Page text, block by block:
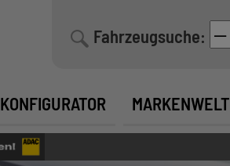
Fahrzeugsuche:
KONFIGURATOR MARKENWELT